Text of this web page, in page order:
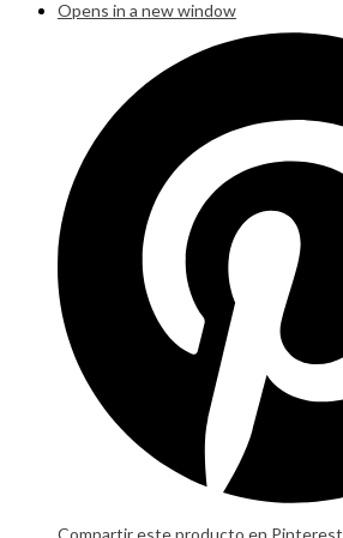
Opens in a new window
Compartir este producto en Pinterest